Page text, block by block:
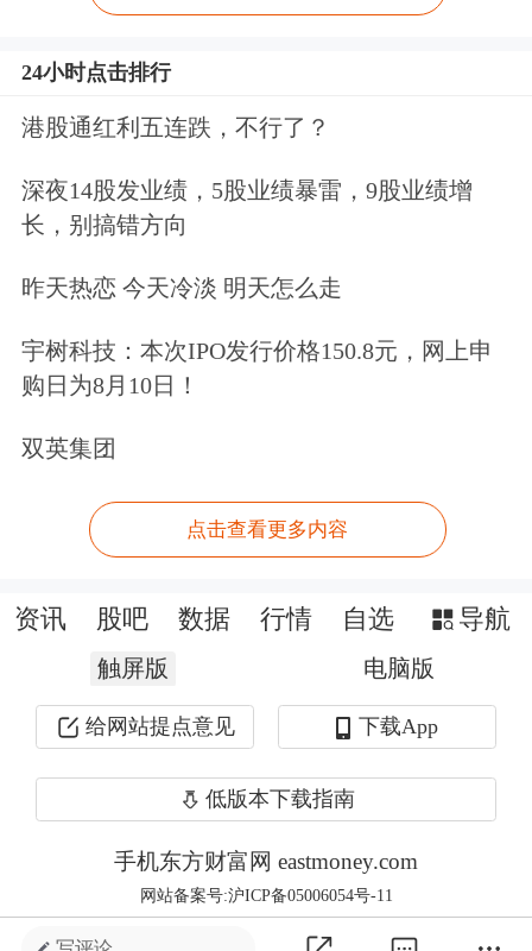
挂牌规则》在挂牌转让、信息披露、自
律监管、投资人权益保护等方面与交易
所债券市场现行监管要求保持一致。
业内人士认为，这样的制度安排，主要
是为了维持债券市场规则的统一性，减
少跨市场执行成本，让券商、律师、会
计师等中介机构能够沿用成熟经验，发
行人也不用重新适应一套新体系。发行
构可以基本上将相关展业思路、经验、
规则趋同意味着展业更顺畅、风险更可
控、制度更稳定。
与此同时，为满足市场需要，北交所决
定为非公开发行公司债券分配并启用
910000—910999代码段。北交所暂免收
取非公开发行公司债券挂牌初费和挂牌
24小时点击排行
港股通红利五连跌，不行了？
深夜14股发业绩，5股业绩暴雷，9股业绩增
长，别搞错方向
昨天热恋 今天冷淡 明天怎么走
宇树科技：本次IPO发行价格150.8元，网上申
购日为8月10日！
双英集团
点击查看更多内容
资讯 股吧 数据 行情 自选 导航
触屏版 电脑版
给网站提点意见 下载App
低版本下载指南
手机东方财富网 eastmoney.com
网站备案号:沪ICP备05006054号-11